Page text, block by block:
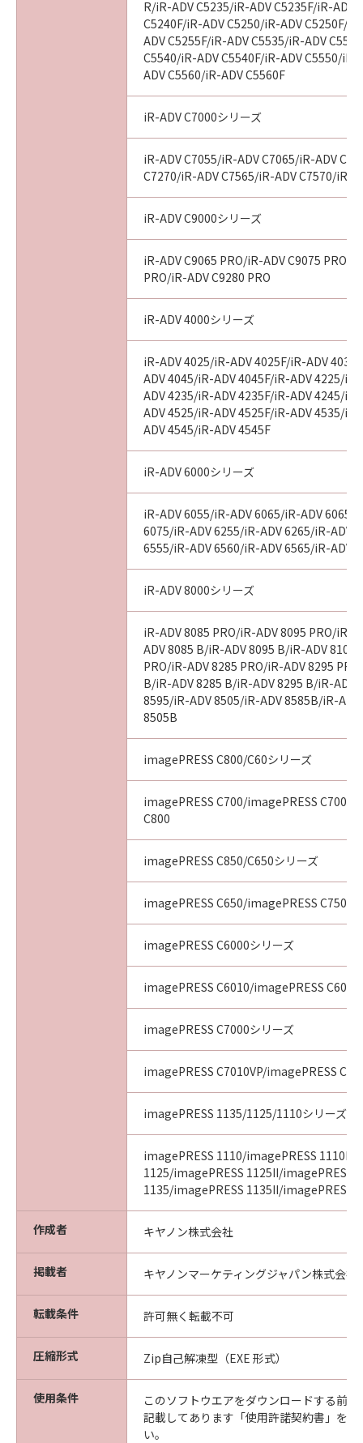
R/iR-ADV C5235/iR-ADV C5235F/iR-ADV
C5240F/iR-ADV C5250/iR-ADV C5250F/
ADV C5255F/iR-ADV C5535/iR-ADV
C5540/iR-ADV C5540F/iR-ADV C5550/iR-
ADV C5560/iR-ADV C5560F
iR-ADV C7000シリーズ
iR-ADV C7055/iR-ADV C7065/iR-ADV
C7270/iR-ADV C7565/iR-ADV C7570/iR-
iR-ADV C9000シリーズ
iR-ADV C9065 PRO/iR-ADV C9075 PRO/
PRO/iR-ADV C9280 PRO
iR-ADV 4000シリーズ
iR-ADV 4025/iR-ADV 4025F/iR-ADV
ADV 4045/iR-ADV 4045F/iR-ADV 4225/
ADV 4235/iR-ADV 4235F/iR-ADV 4245/
ADV 4525/iR-ADV 4525F/iR-ADV 4535/
ADV 4545/iR-ADV 4545F
iR-ADV 6000シリーズ
iR-ADV 6055/iR-ADV 6065/iR-ADV 6065-
6075/iR-ADV 6255/iR-ADV 6265/iR-ADV
6555/iR-ADV 6560/iR-ADV 6565/iR-ADV
iR-ADV 8000シリーズ
iR-ADV 8085 PRO/iR-ADV 8095 PRO/iR-
ADV 8085 B/iR-ADV 8095 B/iR-ADV 8105
PRO/iR-ADV 8285 PRO/iR-ADV 8295
B/iR-ADV 8285 B/iR-ADV 8295 B/iR-ADV
8595/iR-ADV 8505/iR-ADV 8585B/iR-
8505B
imagePRESS C800/C60シリーズ
imagePRESS C700/imagePRESS C700L/
C800
imagePRESS C850/C650シリーズ
imagePRESS C650/imagePRESS C750/
imagePRESS C6000シリーズ
imagePRESS C6010/imagePRESS C6011
imagePRESS C7000シリーズ
imagePRESS C7010VP/imagePRESS
imagePRESS 1135/1125/1110シリーズ
imagePRESS 1110/imagePRESS 1110II/
1125/imagePRESS 1125II/imagePRESS
1135/imagePRESS 1135II/imagePRESS
作成者 キヤノン株式会社
掲載者 キヤノンマーケティングジャパン株式会社
転載条件 許可無く転載不可
圧縮形式 Zip自己解凍型（EXE 形式）
使用条件
このソフトウエアをダウンロードする前
記載してあります「使用許諾契約書」を
い。